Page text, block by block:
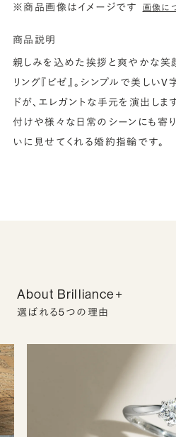
※商品画像はイメージです 画像に
商品説明
親しみを込めた挨拶と爽やかな笑
リング『ビゼ』。シンプルで美しい
ドが、エレガントな手元を演出しま
付けや様々な日常のシーンにも寄
いに見せてくれる婚約指輪です。
About Brilliance+
選ばれる5つの理由